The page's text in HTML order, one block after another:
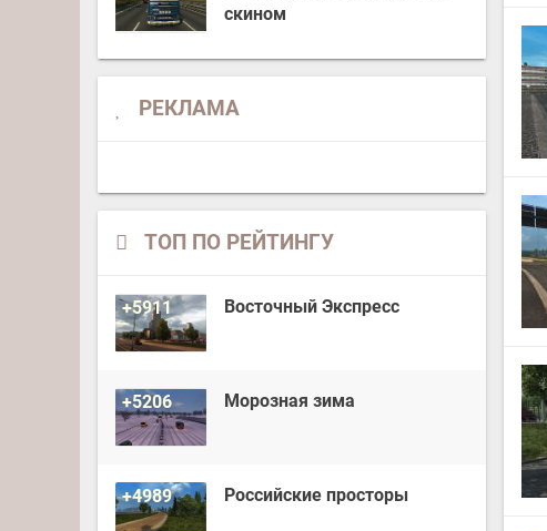
скином
РЕКЛАМА
ТОП ПО РЕЙТИНГУ
+5911 Восточный Экспресс
+5206 Морозная зима
+4989 Российские просторы